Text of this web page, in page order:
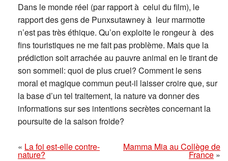
Dans le monde réel (par rapport à celui du film), le
rapport des gens de Punxsutawney à leur marmotte
n’est pas très éthique. Qu’on exploite le rongeur à des
fins touristiques ne me fait pas problème. Mais que la
prédiction soit arrachée au pauvre animal en le tirant de
son sommeil: quoi de plus cruel? Comment le sens
moral et magique commun peut-il laisser croire que, sur
la base d’un tel traitement, la nature va donner des
informations sur ses intentions secrètes concernant la
poursuite de la saison froide?
« La foi est-elle contre-
nature?
Mamma Mia au Collège de
France»